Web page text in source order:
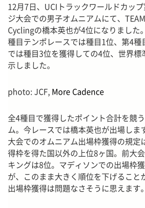
12月7日、UCIトラックワールドカッ
ジ大会での男子オムニアムにて、
Cyclingの橋本英也が4位になりました
種目テンポレースでは種目1位、第4種
では種目3位を獲得しての4位、世界標
示しました。
photo: JCF, More Cadence
全4種目で獲得したポイント合計を競
ム。今レースでは橋本英也が出場しま
大会でのオムニアム出場枠獲得の規定
得枠を得た国以外の上位8ヶ国。前大
キングは8位。マディソンでの出場枠
が、このまま大きく順位を下げること
出場枠獲得は問題なさそうに思えます。